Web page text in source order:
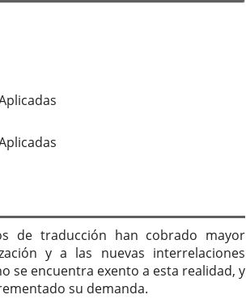
de traducción han cobrado mayor
y a las nuevas interrelaciones
se encuentra exento a esta realidad, y
su demanda.